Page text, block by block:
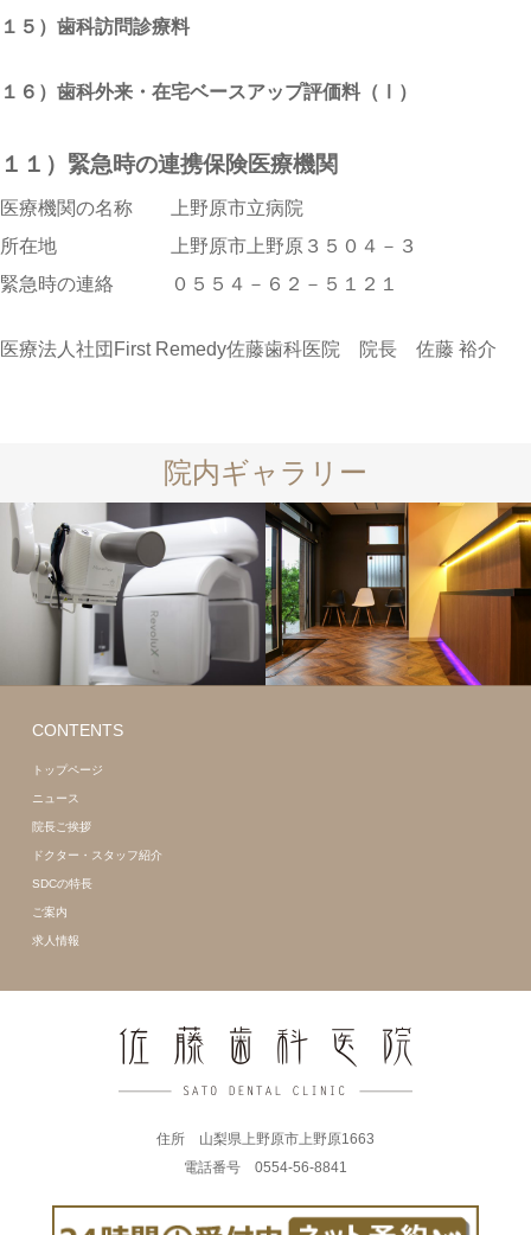
１５）歯科訪問診療料
１６）歯科外来・在宅ベースアップ評価料（Ⅰ）
１１）緊急時の連携保険医療機関
医療機関の名称 上野原市立病院
所在地 上野原市上野原３５０４－３
緊急時の連絡 ０５５４－６２－５１２１
医療法人社団First Remedy佐藤歯科医院 院長 佐藤 裕介
院内ギャラリー
CONTENTS
トップページ
ニュース
院長ご挨拶
ドクター・スタッフ紹介
SDCの特長
ご案内
求人情報
住所 山梨県上野原市上野原1663
電話番号 0554-56-8841